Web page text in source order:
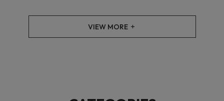
VIEW MORE